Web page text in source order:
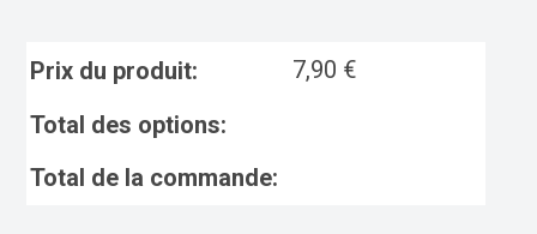
Prix du produit: 7,90 €
Total des options:
Total de la commande: